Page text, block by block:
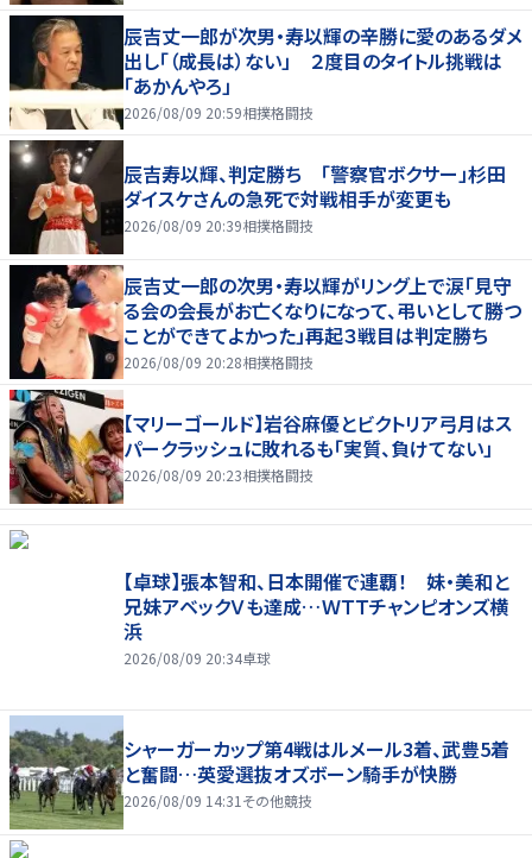
辰吉丈一郎が次男・寿以輝の辛勝に愛のあるダメ
出し「（成長は）ない」 ２度目のタイトル挑戦は
「あかんやろ」
2026/08/09 20:59相撲格闘技
辰吉寿以輝、判定勝ち 「警察官ボクサー」杉田
ダイスケさんの急死で対戦相手が変更も
2026/08/09 20:39相撲格闘技
辰吉丈一郎の次男・寿以輝がリング上で涙「見守
る会の会長がお亡くなりになって、弔いとして勝つ
ことができてよかった」再起３戦目は判定勝ち
2026/08/09 20:28相撲格闘技
【マリーゴールド】岩谷麻優とビクトリア弓月はス
パークラッシュに敗れるも「実質、負けてない」
2026/08/09 20:23相撲格闘技
【卓球】張本智和、日本開催で連覇！ 妹・美和と
兄妹アベックＶも達成…ＷＴＴチャンピオンズ横
浜
2026/08/09 20:34卓球
シャーガーカップ第4戦はルメール3着、武豊5着
と奮闘…英愛選抜オズボーン騎手が快勝
2026/08/09 14:31 その他競技